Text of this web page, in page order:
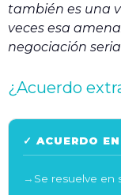
también es una
veces esa
negociación
¿Acuerdo
✓ ACUERDO
Se resuelve en